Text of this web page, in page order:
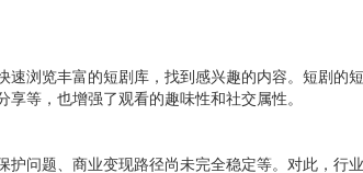
浏览丰富的短剧库，找到感兴趣的内容。短剧的
等，也增强了观看的趣味性和社交属性。
问题、商业变现路径尚未完全稳定等。对此，